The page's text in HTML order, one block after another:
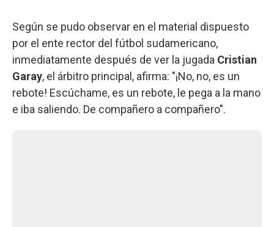
Según se pudo observar en el material dispuesto
por el ente rector del fútbol sudamericano,
inmediatamente después de ver la jugada Cristian
Garay, el árbitro principal, afirma: "¡No, no, es un
rebote! Escúchame, es un rebote, le pega a la mano
e iba saliendo. De compañero a compañero".